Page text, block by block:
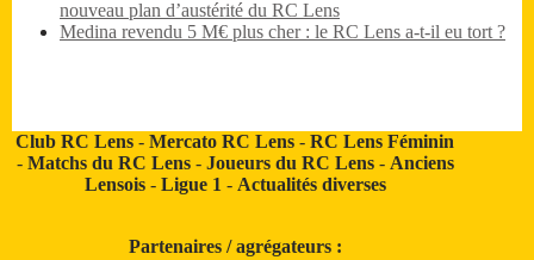
nouveau plan d’austérité du RC Lens
Medina revendu 5 M€ plus cher : le RC Lens a-t-il eu tort ?
Club RC Lens -Mercato RC Lens -RC Lens Féminin
- Matchs du RC Lens- Joueurs du RC Lens- Anciens
Lensois- Ligue 1 - Actualités diverses
Partenaires / agrégateurs :